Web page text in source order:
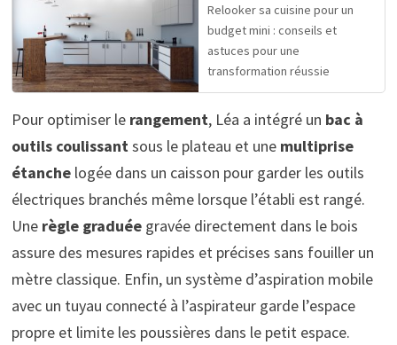
Relooker sa cuisine pour un
budget mini : conseils et
astuces pour une
transformation réussie
Pour optimiser le rangement, Léa a intégré un bac à
outils coulissantsous le plateau et une multiprise
étanchelogée dans un caisson pour garder les outils
électriques branchés même lorsque l’établi est rangé.
Une règle graduéegravée directement dans le bois
assure des mesures rapides et précises sans fouiller un
mètre classique. Enfin, un système d’aspiration mobile
avec un tuyau connecté à l’aspirateur garde l’espace
propre et limite les poussières dans le petit espace.